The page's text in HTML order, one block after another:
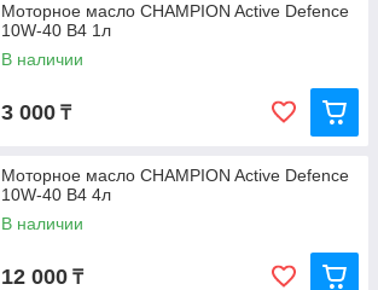
Моторное масло CHAMPION Active Defence
10W-40 B4 1л
В наличии
3 000 ₸
Моторное масло CHAMPION Active Defence
10W-40 B4 4л
В наличии
12 000 ₸